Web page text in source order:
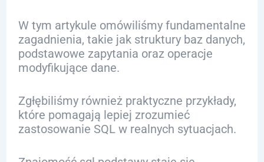
W tym artykule omówiliśmy fundamentalne
zagadnienia, takie jak struktury baz danych,
podstawowe zapytania oraz operacje
modyfikujące dane.
Zgłębiliśmy również praktyczne przykłady,
które pomagają lepiej zrozumieć
zastosowanie SQL w realnych sytuacjach.